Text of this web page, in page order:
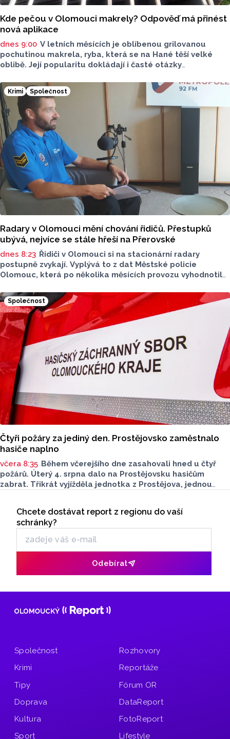
Kde pečou v Olomouci makrely? Odpověď má přinést
nová aplikace
dnes 9:00 V letních měsících je oblíbenou grilovanou
pochutinou makrela, ryba, která se na Hané těší velké
oblibě. Její popularitu dokládají i časté otázky
nebo o víkendu grilovat. Zpřehlednit tyto informace
má nová letní mikroaplikace "Kde pečou makrely?“
Krimi Společnost
Radary v Olomouci mění chování řidičů. Přestupků
ubývá, nejvíce se stále hřeší na Přerovské
dnes 8:23 Řidiči v Olomouci si na stacionární radary
postupně zvykají. Vyplývá to z dat Městské policie
Olomouc, která po několika měsících provozu vyhodnotila
zaznamenaných přestupků zde oproti prvním měsícům
výrazně klesl, v některých lokalitách až o polovinu.
O dopravě, ale i o případech, která musela Městská
policie Olomouc (MPO) řešit mluvil v pocastu Radia
Metropole s Tomášem Gottwaldem mluvčí MPO Petr
Čunderle.
Společnost
Čtyři požáry za jediný den. Prostějovsko zaměstnalo
hasiče naplno
včera 8:35 Během včerejšího dne zasahovali hned u čtyř
požárů. Úterý 4. srpna dalo na Prostějovsku hasičům
zabrat. Třikrát vyjížděla jednotka z Prostějova, jednou
Odběr newsletteru
Chcete dostávat report z regionu do vaší
schránky?
Odebírat
Společnost
Krimi
Tipy
Doprava
Kultura
Sport
Rozhovory
Reportáže
Fórum OR
DataReport
FotoReport
Lifestyle